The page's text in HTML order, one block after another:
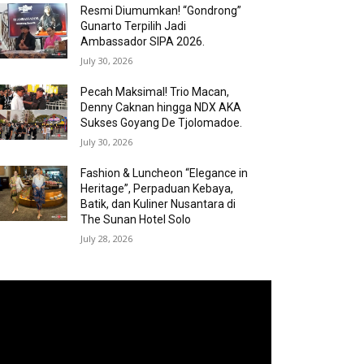
Resmi Diumumkan! “Gondrong”
Gunarto Terpilih Jadi
Ambassador SIPA 2026.
July 30, 2026
Pecah Maksimal! Trio Macan,
Denny Caknan hingga NDX AKA
Sukses Goyang De Tjolomadoe.
July 30, 2026
Fashion & Luncheon “Elegance in
Heritage”, Perpaduan Kebaya,
Batik, dan Kuliner Nusantara di
The Sunan Hotel Solo
July 28, 2026